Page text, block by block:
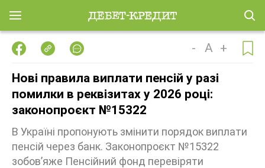
- A +
Нові правила виплати пенсій у разі
помилки в реквізитах у 2026 році:
законопроєкт №15322
В Україні пропонують змінити порядок виплати
пенсій через банк. Законопроєкт №15322
зобов’яже Пенсійний фонд перевіряти